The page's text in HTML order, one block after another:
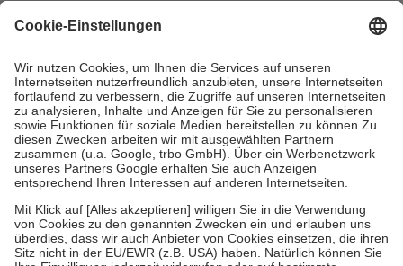
Kosten dafür, der Versicherte trägt einen Teil davon als Zuzahlung
Grundsätzlich leisten Mitglieder Zuzahlungen in Höhe von zehn
Prozent des Abgabepreises,mindestensjedochfünf Euround
höchstens zehn Euro.Es sind jedoch nie mehr als die tatsächlichen
Kosten der Leistung zu entrichten.
Diese Regeln gelten grundsätzlich auch für Online-Apotheken.
Bei Heilmitteln und häuslicher Krankenpflege beträgt die
Zuzahlung zehn Prozent der Kosten sowie zehn Euro je
Um das Engagement der Versicherten für ihre eigene Gesundheit zu
stärken und die besondere Stellung der Familie zu unterstützen,
fallenkeine Zuzahlungen an bei: